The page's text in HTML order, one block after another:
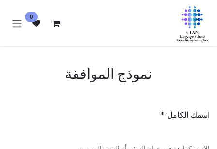
تخطي للذهاب إلى المحتوى
0
نموذج الموافقة
اسمك الكامل *